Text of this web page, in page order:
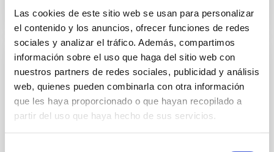
Las cookies de este sitio web se usan para personalizar
el contenido y los anuncios, ofrecer funciones de redes
sociales y analizar el tráfico. Además, compartimos
información sobre el uso que haga del sitio web con
nuestros partners de redes sociales, publicidad y análisis
web, quienes pueden combinarla con otra información
que les haya proporcionado o que hayan recopilado a
partir del uso que haya hecho de sus servicios.
3_ Ingenieros/as Software_NRT PS-2025-
031